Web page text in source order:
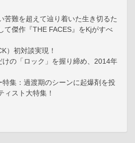
苦難を超えて辿り着いた生き切るた
傑作『THE FACES』をKjがすべ
）初対談実現！
の「ロック」を握り締め、2014年
集：過渡期のシーンに起爆剤を投
ィスト大特集！